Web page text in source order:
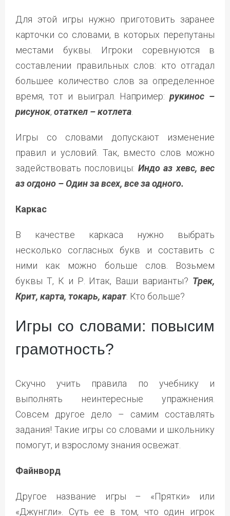
Для этой игры нужно приготовить заранее
карточки со словами, в которых перепутаны
местами буквы. Игроки соревнуются в
составлении правильных слов: кто отгадал
большее количество слов за определенное
время, тот и выиграл. Например:рукинос –
рисунок, отаткел – котлета
Игры со словами допускают изменение
правил и условий. Так, вместо слов можно
задействовать пословицы: Индо аз хевс, вес
аз огдоно – Один за всех, все за одного.
Каркас
В качестве каркаса нужно выбрать
несколько согласных букв и составить с
ними как можно больше слов. Возьмем
буквы Т, К и Р. Итак, Ваши варианты? Трек,
Крит, карта, токарь, карат. Кто больше?
Игры со словами: повысим
грамотность?
Скучно учить правила по учебнику и
выполнять неинтересные упражнения.
Совсем другое дело – самим составлять
задания! Такие игры со словами и школьнику
помогут, и взрослому знания освежат.
Файнворд
Другое название игры – «Прятки» или
«Джунгли». Суть ее в том, что один игрок